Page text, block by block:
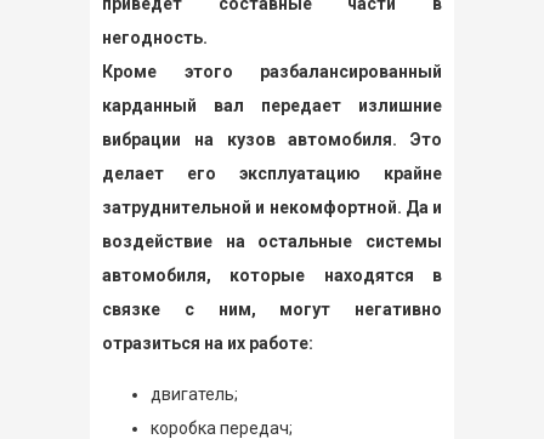
негодность.
Кроме этого разбалансированный
карданный вал передает излишние
вибрации на кузов автомобиля. Это
делает его эксплуатацию крайне
затруднительной и некомфортной. Да и
воздействие на остальные системы
автомобиля, которые находятся в
связке с ним, могут негативно
отразиться на их работе:
двигатель;
коробка передач;